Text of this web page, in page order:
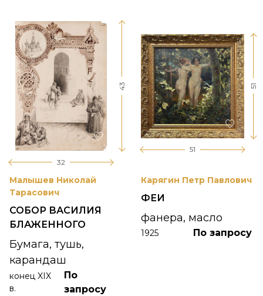
32
43
Малышев Николай
Тарасович
СОБОР ВАСИЛИЯ
БЛАЖЕННОГО
Бумага, тушь,
карандаш
конец XIX
в.
По
запросу
51
51
Карягин Петр Павлович
ФЕИ
фанера, масло
1925 По запросу